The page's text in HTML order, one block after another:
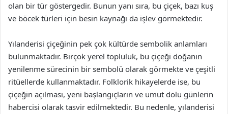
olan bir tür göstergedir. Bunun yanı sıra, bu çiçek, bazı kuş
ve böcek türleri için besin kaynağı da işlev görmektedir.
Yılanderisi çiçeğinin pek çok kültürde sembolik anlamları
bulunmaktadır. Birçok yerel topluluk, bu çiçeği doğanın
yenilenme sürecinin bir sembolü olarak görmekte ve çeşitli
ritüellerde kullanmaktadır. Folklorik hikayelerde ise, bu
çiçeğin açılması, yeni başlangıçların ve umut dolu günlerin
habercisi olarak tasvir edilmektedir. Bu nedenle, yılanderisi